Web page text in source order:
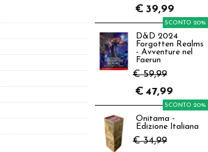
€ 39,99
D&D 2024
Forgotten Realms
- Avventure nel
Faerun
€ 59,99
SCONTO 20%
€ 47,99
Onitama -
Edizione Italiana
€ 34,99
SCONTO 20%